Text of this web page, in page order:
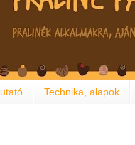
Technika, alapok